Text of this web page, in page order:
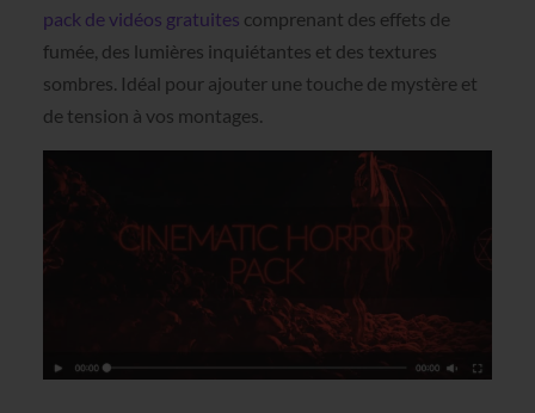
pack de vidéos gratuites comprenant des effets de
fumée, des lumières inquiétantes et des textures
sombres. Idéal pour ajouter une touche de mystère et
de tension à vos montages.